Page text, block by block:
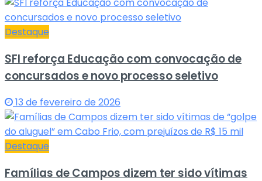
Destaque
SFI reforça Educação com convocação de
concursados e novo processo seletivo
13 de fevereiro de 2026
Destaque
Famílias de Campos dizem ter sido vítimas